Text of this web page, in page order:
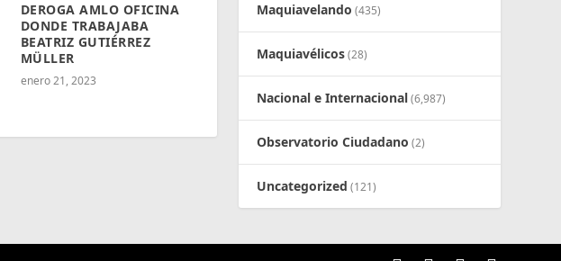
DEROGA AMLO OFICINA
DONDE TRABAJABA
BEATRIZ GUTIÉRREZ
MÜLLER
enero 21, 2023
Maquiavelando (435)
Maquiavélicos(28)
Nacional e Internacional(6,987)
Observatorio Ciudadano (2)
Uncategorized (121)